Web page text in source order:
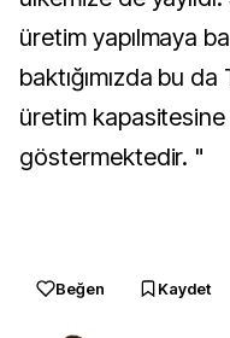
üretim yapılmaya
baktığımızda bu
üretim kapasitesine
göstermektedir. "
Beğen Kaydet